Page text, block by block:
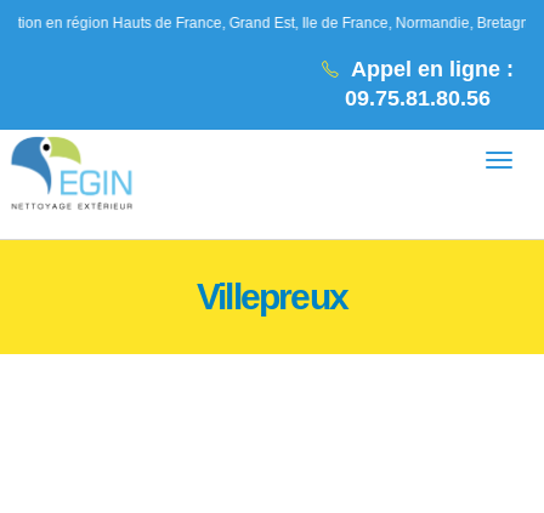
Hauts de France, Grand Est, Ile de France, Normandie, Bretagne, Pays de
Appel en ligne :
09.75.81.80.56
Villepreux